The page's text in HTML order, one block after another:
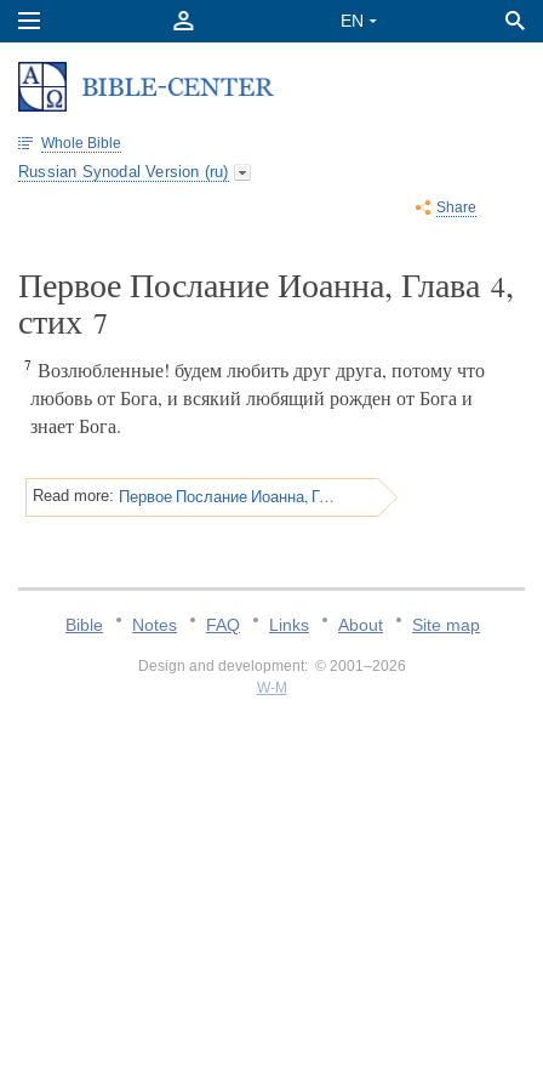
Whole Bible
Russian Synodal Version (ru)
Share
Первое Послание Иоанна, Глава 4,
стих 7
7 Возлюбленные! будем любить друг друга, потому что
любовь от Бога, и всякий любящий рожден от Бога и
знает Бога.
Read more: Первое Послание Иоанна, Глава 4
Bible Notes FAQ Links About Site map
Design and development: © 2001–2026
W-M